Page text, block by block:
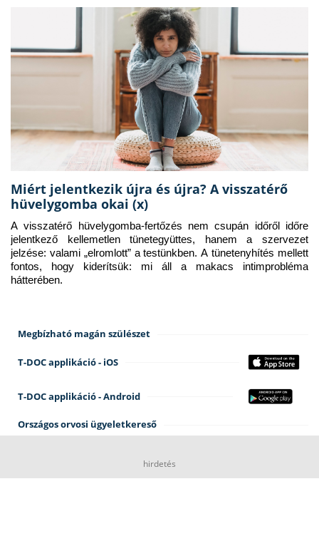
Miért jelentkezik újra és újra? A visszatérő
hüvelygomba okai (x)
A visszatérő hüvelygomba-fertőzés nem csupán időről időre
jelentkező kellemetlen tünetegyüttes, hanem a szervezet
jelzése: valami „elromlott” a testünkben. A tünetenyhítés mellett
fontos, hogy kiderítsük: mi áll a makacs intimprobléma
hátterében.
Megbízható magán szülészet
T-DOC applikáció - iOS
T-DOC applikáció - Android
Országos orvosi ügyeletkereső
hirdetés